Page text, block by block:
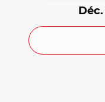
Clip pour
civière